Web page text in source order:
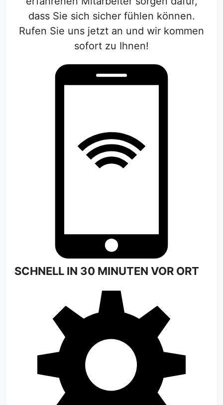
dass Sie sich sicher fühlen können.
Rufen Sie uns jetzt an und wir kommen
sofort zu Ihnen!
SCHNELL IN 30 MINUTEN VOR ORT